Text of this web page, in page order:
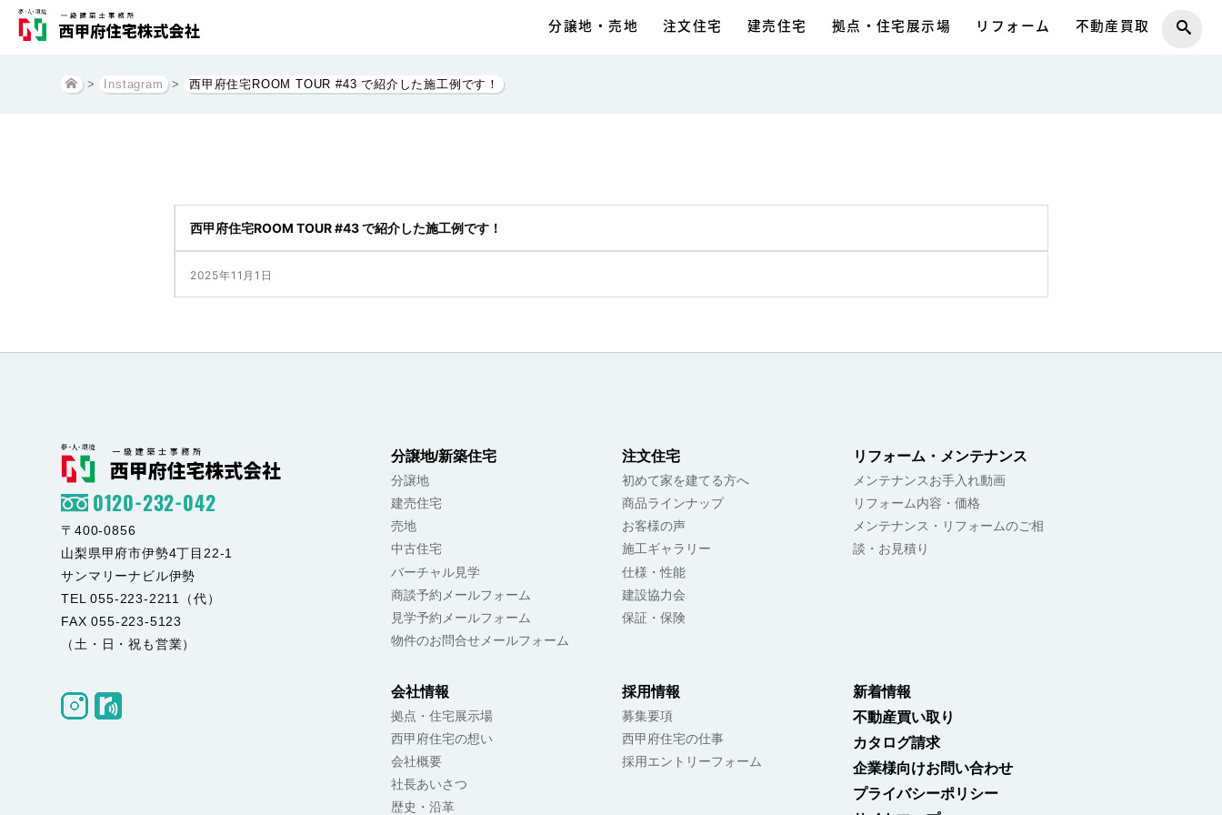
分譲地・売地 注文住宅 建売住宅 拠点・住宅展示場 リフォーム 不動産買取
> Instagram > 西甲府住宅ROOM TOUR #43 で紹介した施工例です！
西甲府住宅ROOM TOUR #43 で紹介した施工例です！
落ち着いた色味が心を整えてくれるトイレ
ンテリア #家族の時間 #暮らしを整える #おしゃれな家 #住宅紹介 #家づくりの記録 #穏やかな暮らし #理
想の住まい #暮らしのひとコマ #毎日が心地いい
2025年11月1日
分譲地/新築住宅
分譲地
建売住宅
売地
中古住宅
バーチャル見学
商談予約メールフォーム
見学予約メールフォーム
物件のお問合せメールフォーム
注文住宅
初めて家を建てる方へ
商品ラインナップ
お客様の声
施工ギャラリー
仕様・性能
建設協力会
保証・保険
リフォーム・メンテナンス
メンテナンスお手入れ動画
リフォーム内容・価格
メンテナンス・リフォームのご相
談・お見積り
会社情報
拠点・住宅展示場
西甲府住宅の想い
会社概要
社長あいさつ
歴史・沿革
採用情報
募集要項
西甲府住宅の仕事
採用エントリーフォーム
新着情報
不動産買い取り
カタログ請求
企業様向けお問い合わせ
プライバシーポリシー
0120-232-042
〒400-0856
山梨県甲府市伊勢4丁目22-1
サンマリーナビル伊勢
TEL 055-223-2211（代）
FAX 055-223-5123
（土・日・祝も営業）